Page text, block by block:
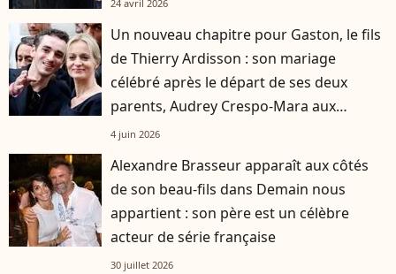
24 avril 2026
Un nouveau chapitre pour Gaston, le fils
de Thierry Ardisson : son mariage
célébré après le départ de ses deux
parents, Audrey Crespo-Mara aux
premières loges
4 juin 2026
Alexandre Brasseur apparaît aux côtés
de son beau-fils dans Demain nous
appartient : son père est un célèbre
acteur de série française
30 juillet 2026